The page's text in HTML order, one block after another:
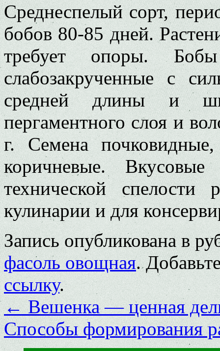
Среднеспелый сорт,
бобов 80-85 дней.
требует опоры.
слабозакрученные с
средней длины и
пергаментного слоя и
г. Семена
коричневые.
технической спелости
кулинарии и для
Запись опубликована в
фасоль овощная.
ссылку.
←Вешенка — ценная
Способы формирования